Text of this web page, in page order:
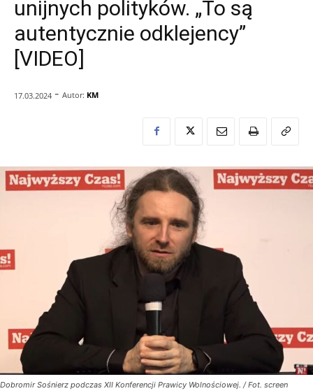
unijnych polityków. „To są
autentycznie odklejency”
[VIDEO]
17.03.2024 - Autor: KM
Dobromir Sośnierz podczas XII Konferencji Prawicy Wolnościowej. / Fot. screen